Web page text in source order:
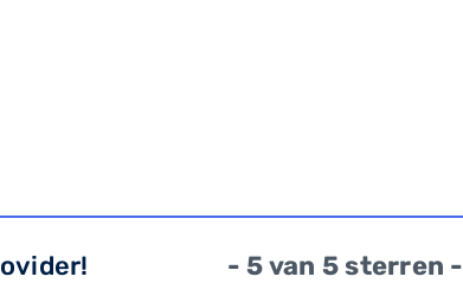
- 5 van 5 sterren -